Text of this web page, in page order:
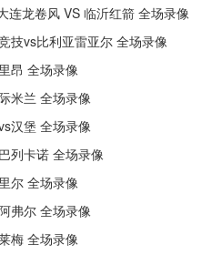
连龙卷风 VS 临沂红箭 全场录像
技vs比利亚雷亚尔 全场录像
昂 全场录像
米兰 全场录像
汉堡 全场录像
列卡诺 全场录像
尔 全场录像
弗尔 全场录像
梅 全场录像